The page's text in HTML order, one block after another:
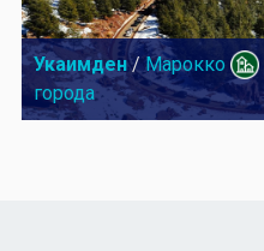
Укаимден/ Марокко
города